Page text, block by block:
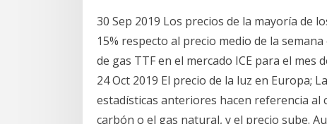
30 Sep 2019 Los precios de la mayoría de
15% respecto al precio medio de la
de gas TTF en el mercado ICE para el mes
24 Oct 2019 El precio de la luz en Europa;
estadísticas anteriores hacen referencia al
carbón o el gas natural, y el precio sube.